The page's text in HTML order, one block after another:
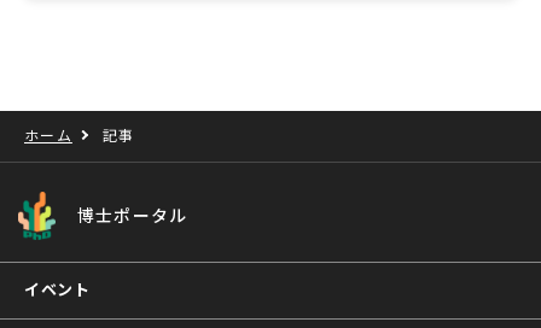
ホーム 記事
博士ポータル
イベント